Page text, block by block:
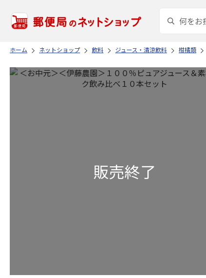
ホーム ネットショップ 飲料 ジュース・清涼飲料 柑橘類